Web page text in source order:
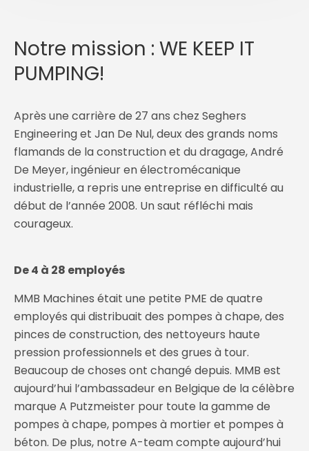
Notre mission : WE KEEP IT
PUMPING!
Après une carrière de 27 ans chez Seghers
Engineering et Jan De Nul, deux des grands noms
flamands de la construction et du dragage, André
De Meyer, ingénieur en électromécanique
industrielle, a repris une entreprise en difficulté au
début de l’année 2008. Un saut réfléchi mais
courageux.
De 4 à 28 employés
MMB Machines était une petite PME de quatre
employés qui distribuait des pompes à chape, des
pinces de construction, des nettoyeurs haute
pression professionnels et des grues à tour.
Beaucoup de choses ont changé depuis. MMB est
aujourd’hui l’ambassadeur en Belgique de la célèbre
marque A Putzmeister pour toute la gamme de
pompes à chape, pompes à mortier et pompes à
béton. De plus, notre A-team compte aujourd’hui